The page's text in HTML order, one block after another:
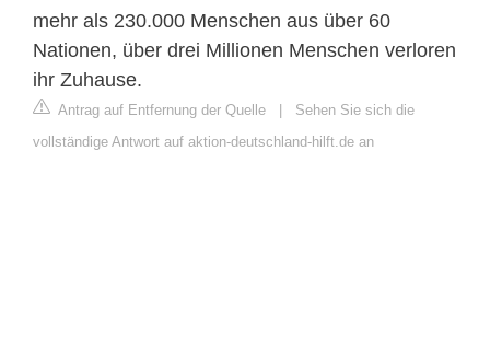
mehr als 230.000 Menschen aus über 60
Nationen, über drei Millionen Menschen verloren
ihr Zuhause.
Antrag auf Entfernung der Quelle | Sehen Sie sich die
vollständige Antwort auf aktion-deutschland-hilft.de an